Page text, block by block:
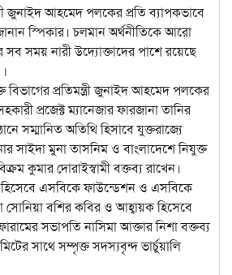
জুনাইদ আহমেদ পলকের প্রতি ব্যাপকভাবে
স্পিকার। চলমান অর্থনীতিকে আরো
সময় নারী উদ্যোক্তাদের পাশে রয়েছে
বিভাগের প্রতিমন্ত্রী জুনাইদ আহমেদ পলকের
প্রজেক্ট ম্যানেজার ফারজানা তানির
সম্মানিত অতিথি হিসাবে যুক্তরাজ্যে
সাইদা মুনা তাসনিম ও বাংলাদেশে নিযুক্ত
কুমার দোরাইস্বামী বক্তব্য রাখেন।
হিসেবে এসবিকে ফাউন্ডেশন ও এসবিকে
সোনিয়া বশির কবির ও আহ্বায়ক হিসেবে
সভাপতি নাসিমা আক্তার নিশা বক্তব্য
সাথে সম্পৃক্ত সদস্যবৃন্দ ভার্চুয়ালি